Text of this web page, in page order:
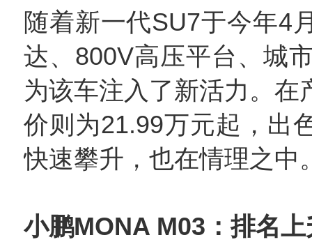
随着新一代SU7于今年4
达、800V高压平台、城
为该车注入了新活力。
价则为21.99万元起，出
快速攀升，也在情理之中
小鹏MONA M03：排名